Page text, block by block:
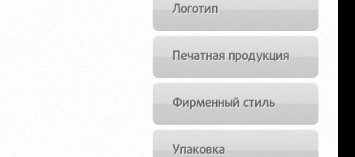
Логотип
Печатная продукция
Фирменный стиль
Упаковка